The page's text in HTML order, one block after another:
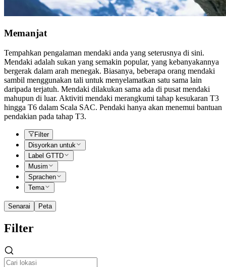
Memanjat
Tempahkan pengalaman mendaki anda yang seterusnya di sini.
Mendaki adalah sukan yang semakin popular, yang kebanyakannya
bergerak dalam arah menegak. Biasanya, beberapa orang mendaki
sambil menggunakan tali untuk menyelamatkan satu sama lain
daripada terjatuh. Mendaki dilakukan sama ada di pusat mendaki
mahupun di luar. Aktiviti mendaki merangkumi tahap kesukaran T3
hingga T6 dalam Scala SAC. Pendaki hanya akan menemui bantuan
pendakian pada tahap T3.
Filter
Disyorkan untuk
Label GTTD
Musim
Sprachen
Tema
Senarai Peta
Filter